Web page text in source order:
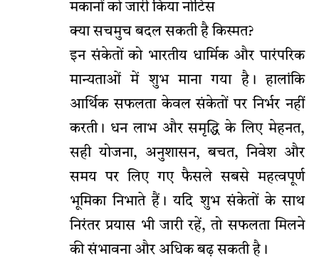
मकानों को जारी किया नोटिस
क्या सचमुच बदल सकती है किस्मत?
इन संकेतों को भारतीय धार्मिक और पारंपरिक
मान्यताओं में शुभ माना गया है। हालांकि
आर्थिक सफलता केवल संकेतों पर निर्भर नहीं
करती। धन लाभ और समृद्धि के लिए मेहनत,
सही योजना, अनुशासन, बचत, निवेश और
समय पर लिए गए फैसले सबसे महत्वपूर्ण
भूमिका निभाते हैं। यदि शुभ संकेतों के साथ
निरंतर प्रयास भी जारी रहें, तो सफलता मिलने
की संभावना और अधिक बढ़ सकती है।